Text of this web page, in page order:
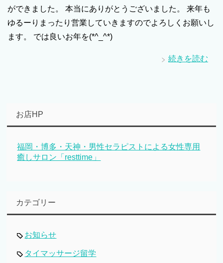
ができました。 本当にありがとうございました。 来年も
ゆるーりまったり営業していきますのでよろしくお願いし
ます。 では良いお年を(*^_^*)
続きを読む
お店HP
福岡・博多・天神・男性セラピストによる女性専用
癒しサロン「resttime」
カテゴリー
お知らせ
タイマッサージ留学